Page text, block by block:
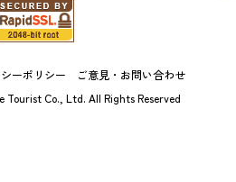
Tourist Co., Ltd. All Rights Reserved
ーポリシー ご意見・お問い合わせ